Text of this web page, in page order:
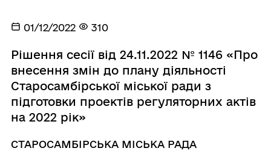
01/12/2022 310
Рішення сесії від 24.11.2022 № 1146 «Про
внесення змін до плану діяльності
Старосамбірської міської ради з
підготовки проектів регуляторних актів
на 2022 рік»
СТАРОСАМБІРСЬКА МІСЬКА РАДА